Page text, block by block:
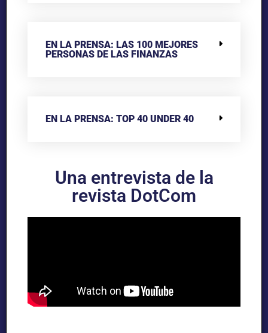
EN LA PRENSA: LAS 100 MEJORES
PERSONAS DE LAS FINANZAS
EN LA PRENSA: TOP 40 UNDER 40
Una entrevista de la
revista DotCom